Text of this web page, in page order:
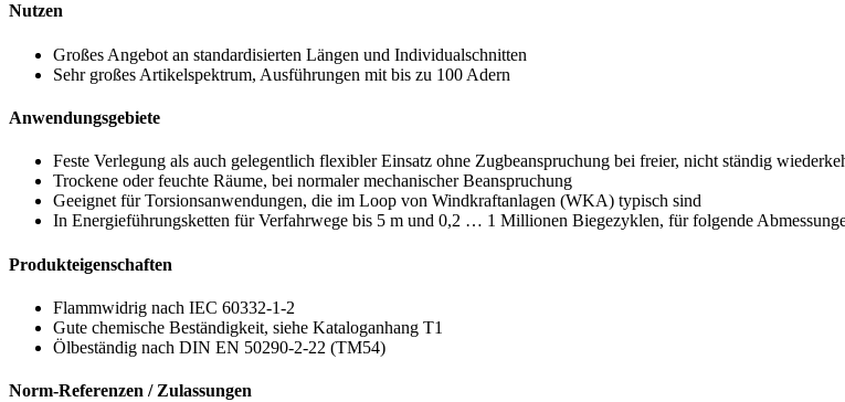
Nutzen
Großes Angebot an standardisierten Längen und Individualschnitten
Sehr großes Artikelspektrum, Ausführungen mit bis zu 100 Adern
Anwendungsgebiete
Feste Verlegung als auch gelegentlich flexibler Einsatz ohne Zugbeanspruchung bei freier, nicht ständig
Trockene oder feuchte Räume, bei normaler mechanischer Beanspruchung
Geeignet für Torsionsanwendungen, die im Loop von Windkraftanlagen (WKA) typisch sind
In Energieführungsketten für Verfahrwege bis 5 m und 0,2 … 1 Millionen Biegezyklen, für folgende
Produkteigenschaften
Flammwidrig nach IEC 60332-1-2
Gute chemische Beständigkeit, siehe Kataloganhang T1
Ölbeständig nach DIN EN 50290-2-22 (TM54)
Norm-Referenzen / Zulassungen